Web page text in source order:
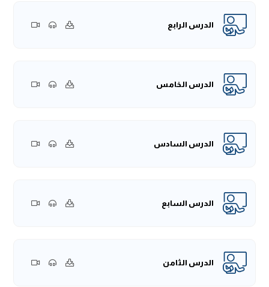
الدرس الرابع
الدرس الخامس
الدرس السادس
الدرس السابع
الدرس الثامن